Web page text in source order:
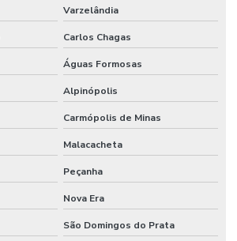
Varzelândia
Carlos Chagas
Águas Formosas
Alpinópolis
Carmópolis de Minas
Malacacheta
Peçanha
Nova Era
São Domingos do Prata